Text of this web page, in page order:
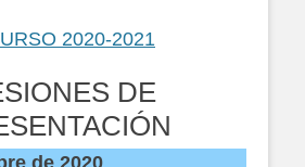
2020-2021
DE
de 2020